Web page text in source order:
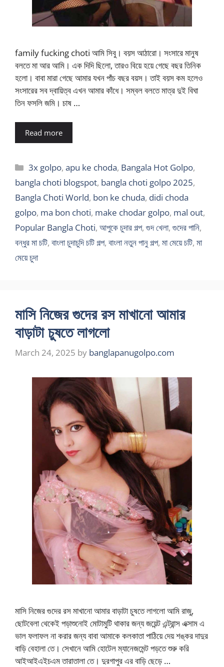
family fucking choti আমি সিবু। বয়স আঠারো। সংসারে মানুষ
বলতে মা আর আমি। এক দিদি ছিলো, তারও বিয়ে হয়ে গেছে বছর তিনিক
হলো। বাবা মারা গেছে আমার যখন পাঁচ বছর বয়স। তাই বয়স কম হলেও
সংসারের সব দ্বায়িত্ব এখন আমার কাঁধে। সম্বল বলতে মাত্র দুই বিঘা
তিন ফসলি জমি। চাষ …
Read more
Categories
3x golpo,apu ke choda, Bangala Hot Golpo,
bangla choti blogspot, bangla choti golpo 2025,
Bangla Choti World, bon ke chuda, didi choda
golpo, ma bon choti, make chodar golpo, mal out,
Popular Bangla Choti, আপুকে চুদার গল্প, গুদ খেলা, গুদের পানি,
বন্ধুর মা চটি, বাংলা চুদাচুদি চটি গল্প, বাংলা নতুন পানু গল্প, মা মেয়ে চটি, মা
মেয়ে চুদা
মাসি নিজের গুদের রস মাখানো আমার
বাড়াটা চুষতে লাগলো
March 24, 2025 by banglapanugolpo.com
মাসি নিজের গুদের রস মাখানো আমার বাড়াটা চুষতে লাগলো আমি রাজু,
ছোটবেলা থেকেই পড়াশুনোই মোটামুটি থাকার জন্য জয়েন্ট এন্ট্রান্স এক্সাম এ
ভাল ফলাফল না করার জন্য বাবা আমাকে কলকাতা পাঠিয়ে দেয় শঙ্কর দাদুর
বাড়ি বেহালা তে। সেখানে আমি হোটেল ম্যানেজমেন্ট পড়তে শুরু করি
আইআইএইচএম তারাতালা তে। দুরগাপুর এর বাড়ি ছেড়ে …